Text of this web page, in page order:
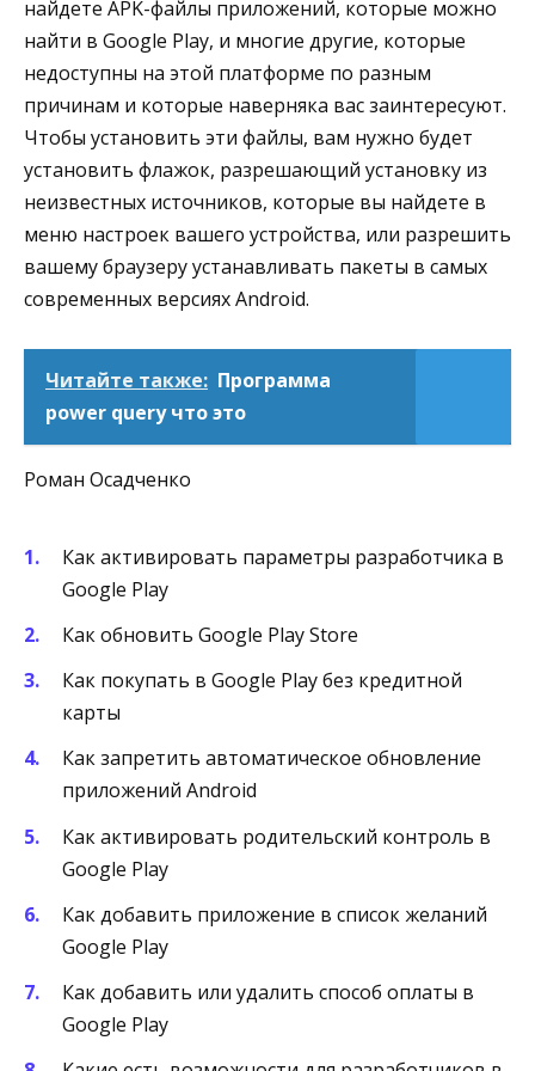
найдете APK-файлы приложений, которые можно
найти в Google Play, и многие другие, которые
недоступны на этой платформе по разным
причинам и которые наверняка вас заинтересуют.
Чтобы установить эти файлы, вам нужно будет
установить флажок, разрешающий установку из
неизвестных источников, которые вы найдете в
меню настроек вашего устройства, или разрешить
вашему браузеру устанавливать пакеты в самых
современных версиях Android.
Читайте также: Программа
power query что это
Роман Осадченко
Как активировать параметры разработчика в
Google Play
Как обновить Google Play Store
Как покупать в Google Play без кредитной
карты
Как запретить автоматическое обновление
приложений Android
Как активировать родительский контроль в
Google Play
Как добавить приложение в список желаний
Google Play
Как добавить или удалить способ оплаты в
Google Play